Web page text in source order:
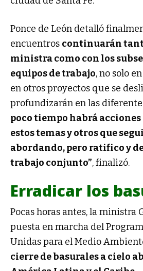
Ponce de León detalló
encuentros continuarán
ministra como con los
equipos de trabajo, no solo
en otros proyectos que se
profundizarán en las
poco tiempo habrá
estos temas y otros que
abordando, pero ratifico y
trabajo conjunto”, finalizó.
Erradicar los
Pocas horas antes, la ministra
puesta en marcha del
Unidas para el Medio
cierre de basurales a cielo